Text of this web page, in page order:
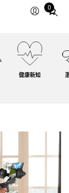
0
Total
健康新知